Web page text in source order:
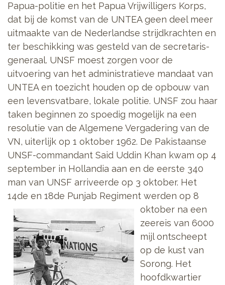
Papua-politie en het Papua Vrijwilligers Korps,
dat bij de komst van de UNTEA geen deel meer
uitmaakte van de Nederlandse strijdkrachten en
ter beschikking was gesteld van de secretaris-
generaal. UNSF moest zorgen voor de
uitvoering van het administratieve mandaat van
UNTEA en toezicht houden op de opbouw van
een levensvatbare, lokale politie. UNSF zou haar
taken beginnen zo spoedig mogelijk na een
resolutie van de Algemene Vergadering van de
VN, uiterlijk op 1 oktober 1962. De Pakistaanse
UNSF-commandant Said Uddin Khan kwam op 4
september in Hollandia aan en de eerste 340
man van UNSF arriveerde op 3 oktober. Het
14de en 18de Punjab Regiment werden op 8
oktober na een
zeereis van 6000
mijl ontscheept
op de kust van
Sorong. Het
hoofdkwartier